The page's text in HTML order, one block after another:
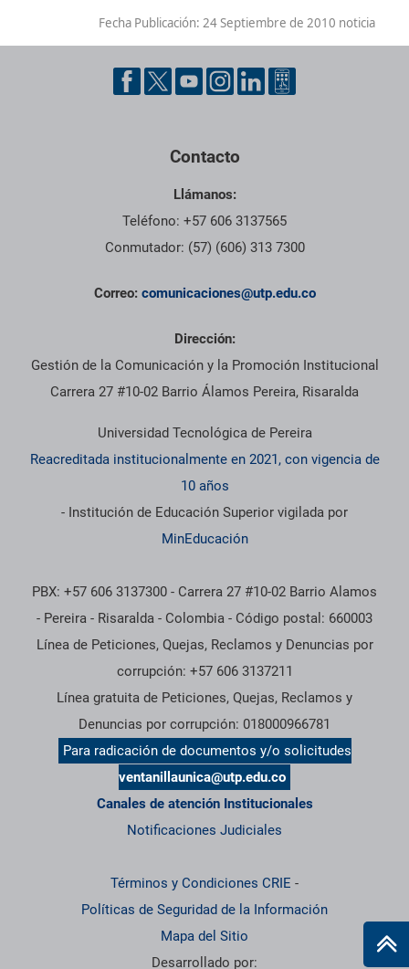
Fecha Publicación: 24 Septiembre de 2010 noticia
Contacto
Llámanos:
Teléfono: +57 606 3137565
Conmutador: (57) (606) 313 7300
Correo: comunicaciones@utp.edu.co
Dirección:
Gestión de la Comunicación y la Promoción Institucional
Carrera 27 #10-02 Barrio Álamos Pereira, Risaralda
Universidad Tecnológica de Pereira
Reacreditada institucionalmente en 2021, con vigencia de
10 años
- Institución de Educación Superior vigilada por
MinEducación
PBX: +57 606 3137300 - Carrera 27 #10-02 Barrio Alamos
- Pereira - Risaralda - Colombia - Código postal: 660003
Línea de Peticiones, Quejas, Reclamos y Denuncias por
corrupción: +57 606 3137211
Línea gratuita de Peticiones, Quejas, Reclamos y
Denuncias por corrupción: 018000966781
Para radicación de documentos y/o solicitudes
ventanillaunica@utp.edu.co
Canales de atención Institucionales
Notificaciones Judiciales
Términos y Condiciones CRIE -
Políticas de Seguridad de la Información
Mapa del Sitio
Desarrollado por: